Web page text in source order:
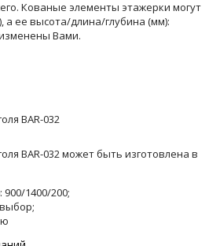
Кованые элементы этажерки могут
а ее высота/длина/глубина (мм):
Вами.
BAR-032
BAR-032 может быть изготовлена в
1400/200;